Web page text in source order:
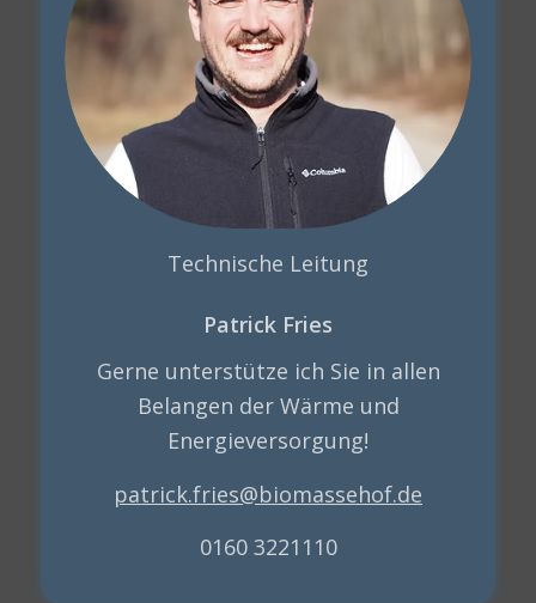
Technische Leitung
Patrick Fries
Gerne unterstütze ich Sie in allen
Belangen der Wärme und
Energieversorgung!
patrick.fries@biomassehof.de
0160 3221110